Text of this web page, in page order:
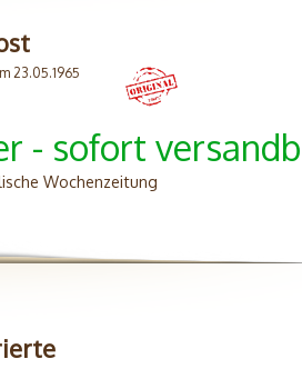
23.05.1965
- sofort
Wochenzeitung